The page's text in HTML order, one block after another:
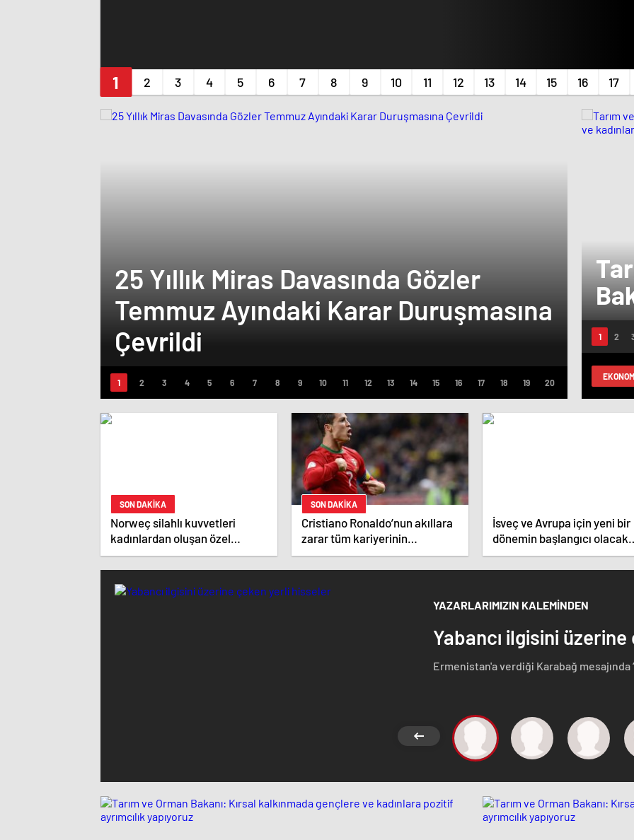
25 Yıllık Miras Davasında Gözler
Temmuz Ayındaki Karar Duruşmasına
Çevrildi
ve
SON DAKİKA
Norweç silahlı kuvvetleri
kadınlardan oluşan özel
kuvvetler eğitimlerini başlattı.
SON DAKİKA
Cristiano Ronaldo’nun akıllara
zarar tüm kariyerinin
istatistiğini çıkardık !
İsveç ve Avrupa için yeni bir
dönemin başlangıcı olacak
kararlar.
YAZARLARIMIZIN KALEMİNDEN
Yabancı ilgisini
Ermenistan'a verdiği Karabağ
ise dikkat çeken bir ziyaret